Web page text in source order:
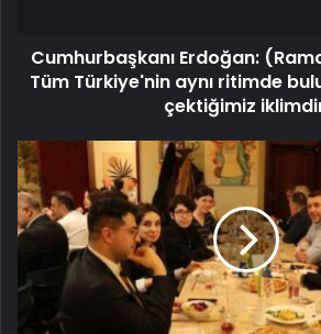
Cumhurbaşkanı Erdoğan:
Tüm Türkiye'nin aynı ritimde
çektiğimiz